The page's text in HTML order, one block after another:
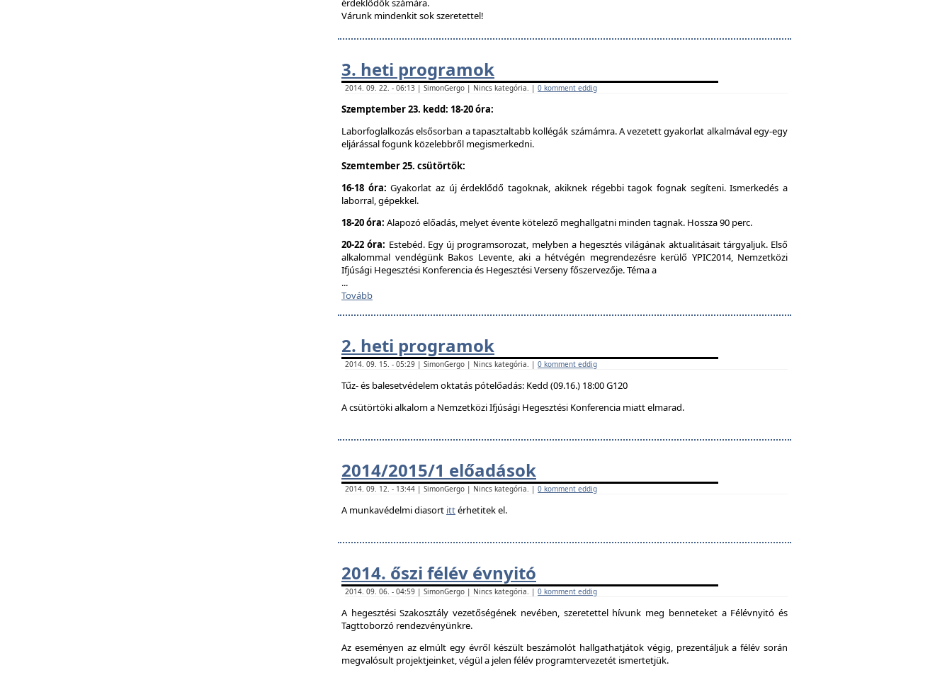
érdeklődők számára.
Várunk mindenkit sok szeretettel!
3. heti programok
2014. 09. 22. - 06:13 | SimonGergo | Nincs kategória. | 0 komment eddig
Szemptember 23. kedd: 18-20 óra:
Laborfoglalkozás elsősorban a tapasztaltabb kollégák számámra. A vezetett gyakorlat alkalmával egy-egy
eljárással fogunk közelebbről megismerkedni.
Szemtember 25. csütörtök:
16-18 óra: Gyakorlat az új érdeklődő tagoknak, akiknek régebbi tagok fognak segíteni. Ismerkedés a
laborral, gépekkel.
18-20 óra: Alapozó előadás, melyet évente kötelező meghallgatni minden tagnak. Hossza 90 perc.
20-22 óra: Estebéd. Egy új programsorozat, melyben a hegesztés világának aktualitásait tárgyaljuk. Első
alkalommal vendégünk Bakos Levente, aki a hétvégén megrendezésre kerülő YPIC2014, Nemzetközi
Ifjúsági Hegesztési Konferencia és Hegesztési Verseny főszervezője. Téma a
...
Tovább
2. heti programok
2014. 09. 15. - 05:29 | SimonGergo | Nincs kategória. | 0 komment eddig
Tűz- és balesetvédelem oktatás pótelőadás: Kedd (09.16.) 18:00 G120
A csütörtöki alkalom a Nemzetközi Ifjúsági Hegesztési Konferencia miatt elmarad.
2014/2015/1 előadások
2014. 09. 12. - 13:44 | SimonGergo | Nincs kategória. | 0 komment eddig
A munkavédelmi diasort ittérhetitek el.
2014. őszi félév évnyitó
2014. 09. 06. - 04:59 | SimonGergo | Nincs kategória. | 0 komment eddig
A hegesztési Szakosztály vezetőségének nevében, szeretettel hívunk meg benneteket a Félévnyitó és
Tagttoborzó rendezvényünkre.
Az eseményen az elmúlt egy évről készült beszámolót hallgathatjátok végig, prezentáljuk a félév során
megvalósult projektjeinket, végül a jelen félév programtervezetét ismertetjük.